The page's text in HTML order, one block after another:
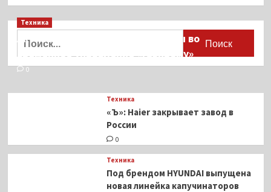
Техника
Активы Ariston и Bosch переданы во
временное управление «Газпрому»
0
Техника
«Ъ»: Haier закрывает завод в
России
0
Техника
Под брендом HYUNDAI выпущена
новая линейка капучинаторов